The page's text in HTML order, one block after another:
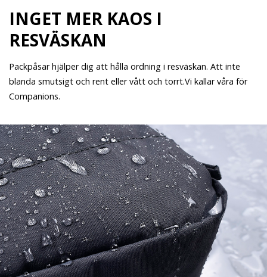
INGET MER KAOS I
RESVÄSKAN
Packpåsar hjälper dig att hålla ordning i resväskan. Att inte
blanda smutsigt och rent eller vått och torrt.Vi kallar våra för
Companions.